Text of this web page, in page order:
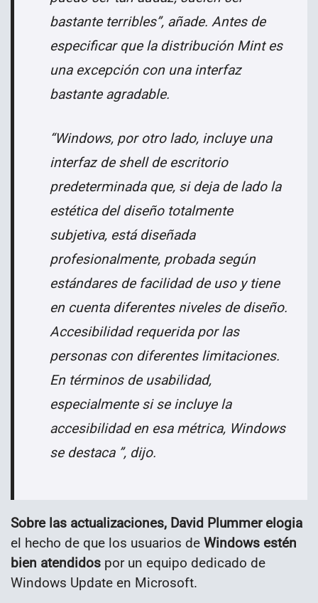
bastante terribles”, añade. Antes de
especificar que la distribución Mint es
una excepción con una interfaz
bastante agradable.
“Windows, por otro lado, incluye una
interfaz de shell de escritorio
predeterminada que, si deja de lado la
estética del diseño totalmente
subjetiva, está diseñada
profesionalmente, probada según
estándares de facilidad de uso y tiene
en cuenta diferentes niveles de diseño.
Accesibilidad requerida por las
personas con diferentes limitaciones.
En términos de usabilidad,
especialmente si se incluye la
accesibilidad en esa métrica, Windows
se destaca ”, dijo.
Sobre las actualizaciones, David Plummer elogia
el hecho de que los usuarios de Windows estén
bien atendidos por un equipo dedicado de
Windows Update en Microsoft.